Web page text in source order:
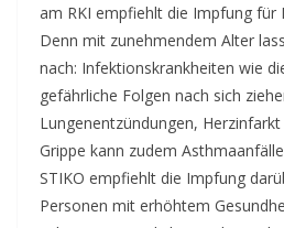
am RKI empfiehlt die Impfung für
Denn mit zunehmendem Alter
nach: Infektionskrankheiten wie
gefährliche Folgen nach sich
Lungenentzündungen, Herzinfarkt
Grippe kann zudem
STIKO empfiehlt die Impfung
Personen mit erhöhtem